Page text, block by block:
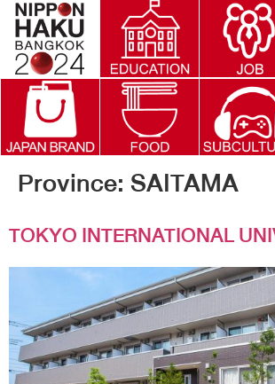
Province:SAITAMA
TOKYO INTERNATIONAL